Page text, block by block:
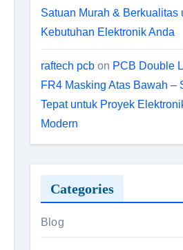
Satuan Murah & Berkualitas
Kebutuhan Elektronik Anda
raftech pcb on PCB Double
FR4 Masking Atas Bawah –
Tepat untuk Proyek
Modern
Categories
Blog